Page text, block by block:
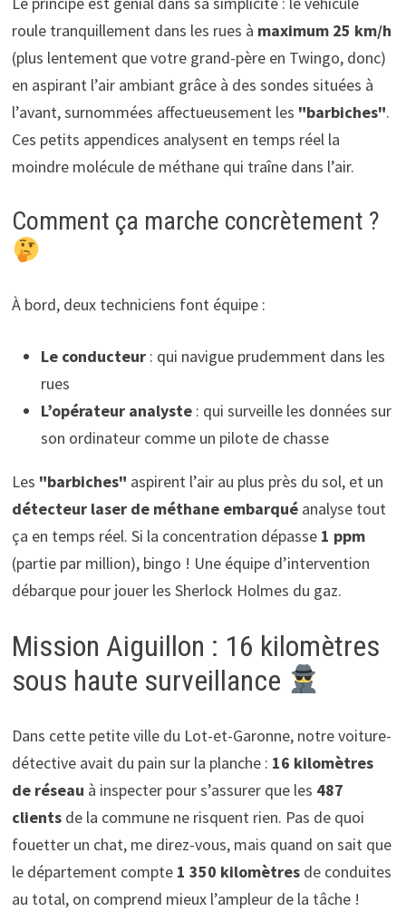
roule tranquillement dans les rues à maximum 25 km/h
(plus lentement que votre grand-père en Twingo, donc)
en aspirant l’air ambiant grâce à des sondes situées à
l’avant, surnommées affectueusement les "barbiches".
Ces petits appendices analysent en temps réel la
moindre molécule de méthane qui traîne dans l’air.
Comment ça marche concrètement ?
À bord, deux techniciens font équipe :
Le conducteur: qui navigue prudemment dans les
rues
L’opérateur analyste: qui surveille les données sur
son ordinateur comme un pilote de chasse
Les "barbiches" aspirent l’air au plus près du sol, et un
détecteur laser de méthane embarquéanalyse tout
ça en temps réel. Si la concentration dépasse 1 ppm
(partie par million), bingo ! Une équipe d’intervention
débarque pour jouer les Sherlock Holmes du gaz.
Mission Aiguillon : 16 kilomètres
sous haute surveillance
Dans cette petite ville du Lot-et-Garonne, notre voiture-
détective avait du pain sur la planche : 16 kilomètres
de réseau à inspecter pour s’assurer que les 487
clientsde la commune ne risquent rien. Pas de quoi
fouetter un chat, me direz-vous, mais quand on sait que
le département compte 1 350 kilomètresde conduites
au total, on comprend mieux l’ampleur de la tâche !